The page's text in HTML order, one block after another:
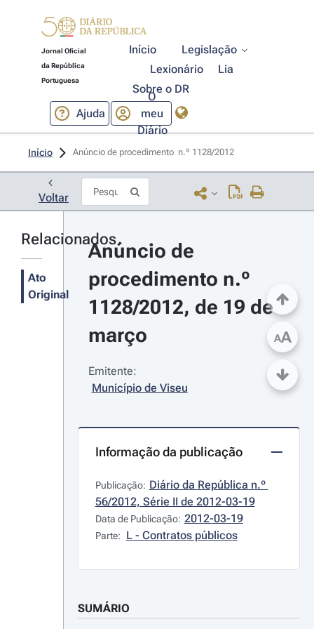
Jornal Oficial
da República
Portuguesa
Início
Legislação
Lexionário
Lia
Sobre o DR
Ajuda
O
meu
Diário
Início Anúncio de procedimento  n.º 1128/2012
Voltar
Relacionados
Ato
Original
Anúncio de
procedimento n.º
1128/2012, de 19 de
março
Emitente:
Município de Viseu
Informação da publicação
Publicação: Diário da República n.º
56/2012, Série II de 2012-03-19
Data de Publicação: 2012-03-19
Parte: L - Contratos públicos
SUMÁRIO
AA